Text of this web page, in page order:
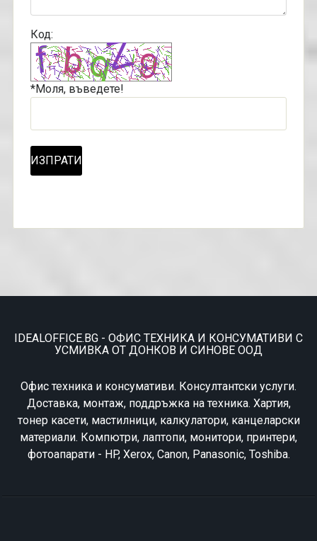
Код:
*Моля, въведете!
IDEALOFFICE.BG - ОФИС ТЕХНИКА И КОНСУМАТИВИ С
УСМИВКА ОТ ДОНКОВ И СИНОВЕ ООД
Офис техника и консумативи. Консултантски услуги.
Доставка, монтаж, поддръжка на техника. Хартия,
тонер касети, мастилници, калкулатори, канцеларски
материали. Компютри, лаптопи, монитори, принтери,
фотоапарати - HP, Xerox, Canon, Panasonic, Toshiba.